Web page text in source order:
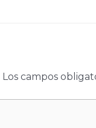
Los campos